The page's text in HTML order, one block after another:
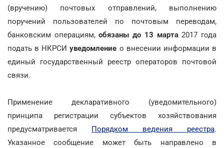
(вручению) почтовых отправлений, выполнению
поручений пользователей по почтовым переводам,
банковским операциям,обязаны до 13 марта2017 года
подать в НКРСИуведомление о внесении информации в
единый государственный реестр операторов почтовой
связи.
Применение декларативного (уведомительного)
принципа регистрации субъектов хозяйствования
предусматривается Порядком ведения реестра.
Указанное сообщение может быть направлено в